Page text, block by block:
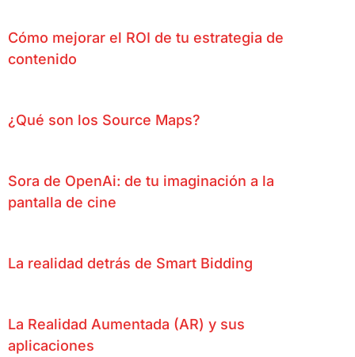
Cómo mejorar el ROI de tu estrategia de
contenido
¿Qué son los Source Maps?
Sora de OpenAi: de tu imaginación a la
pantalla de cine
La realidad detrás de Smart Bidding
La Realidad Aumentada (AR) y sus
aplicaciones